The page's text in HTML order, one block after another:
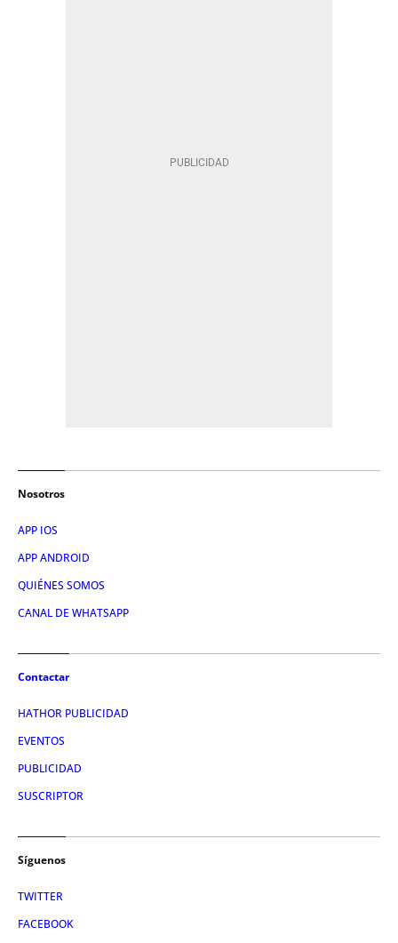
Nosotros
APP IOS
APP ANDROID
QUIÉNES SOMOS
CANAL DE WHATSAPP
Contactar
HATHOR PUBLICIDAD
EVENTOS
PUBLICIDAD
SUSCRIPTOR
Síguenos
TWITTER
FACEBOOK